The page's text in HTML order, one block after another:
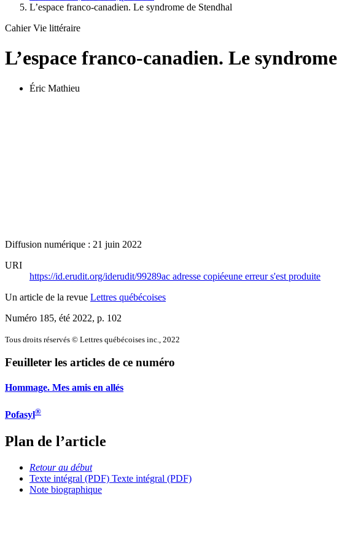
L’espace franco-canadien. Le syndrome de Stendhal
Cahier Vie littéraire
L’espace franco-canadien. Le
Éric Mathieu
Diffusion numérique : 21 juin 2022
URI
https://id.erudit.org/iderudit/99289ac adresse copiéeune erreur s'est produite
Un article de la revue Lettres québécoises
Numéro 185, été 2022, p. 102
Tous droits réservés © Lettres québécoises inc., 2022
Feuilleter les articles de ce numéro
Hommage. Mes amis en allés
Pofasyl®
Plan de l’article
Retour au début
Texte intégral (PDF) Texte intégral (PDF)
Note biographique